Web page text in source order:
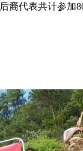
后裔代表共计参加